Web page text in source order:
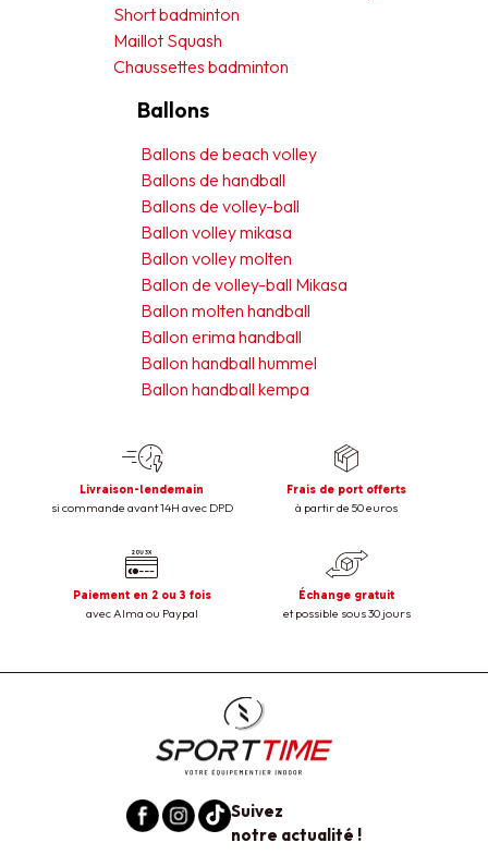
Short badminton
Maillot Squash
Chaussettes badminton
Ballons
Ballons de beach volley
Ballons de handball
Ballons de volley-ball
Ballon volley mikasa
Ballon volley molten
Ballon de volley-ball Mikasa
Ballon molten handball
Ballon erima handball
Ballon handball hummel
Ballon handball kempa
Livraison-lendemain
si commande avant 14H avec DPD
Frais de port offerts
à partir de 50 euros
Paiement en 2 ou 3 fois
avec Alma ou Paypal
Échange gratuit
et possible sous 30 jours
Suivez
notre actualité !